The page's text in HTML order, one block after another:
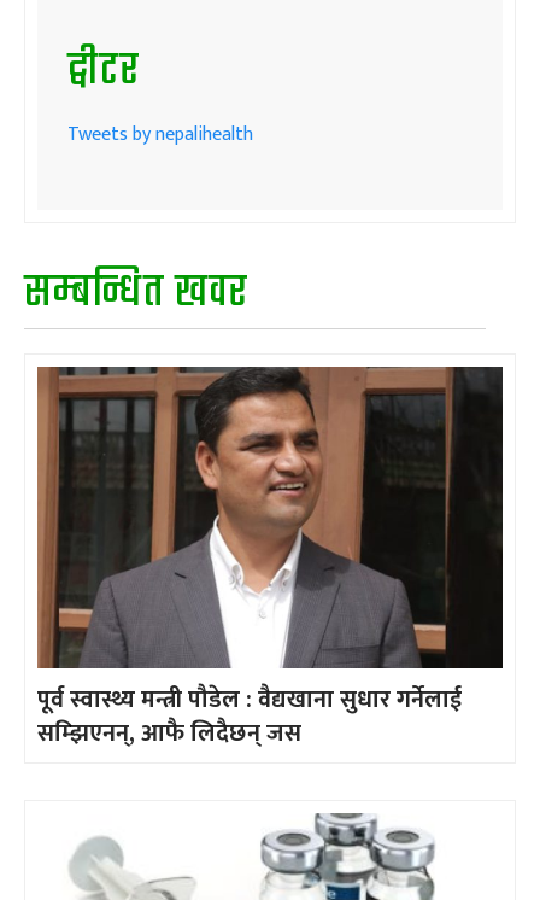
ट्वीटर
Tweets by nepalihealth
सम्बन्धित खवर
पूर्व स्वास्थ्य मन्त्री पौडेल : वैद्यखाना सुधार गर्नेलाई
सम्झिएनन्, आफै लिदैछन् जस